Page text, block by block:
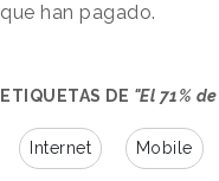
que han pagado.
ETIQUETAS DE "El 71%
Internet Mobile